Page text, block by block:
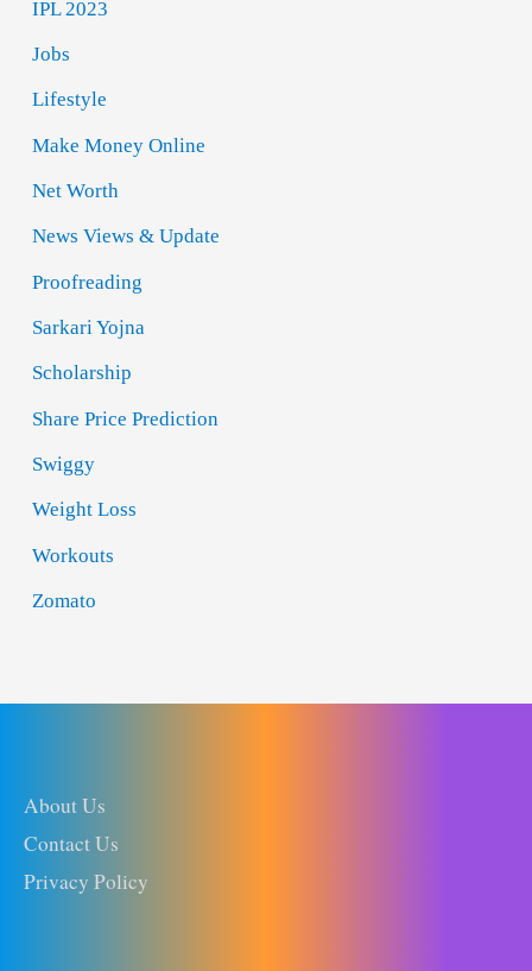
IPL 2023
Jobs
Lifestyle
Make Money Online
Net Worth
News Views & Update
Proofreading
Sarkari Yojna
Scholarship
Share Price Prediction
Swiggy
Weight Loss
Workouts
Zomato
About Us
Contact Us
Privacy Policy